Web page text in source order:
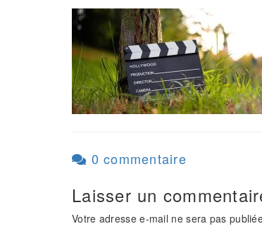
0 commentaire
Laisser un
Votre adresse e-mail ne sera pas